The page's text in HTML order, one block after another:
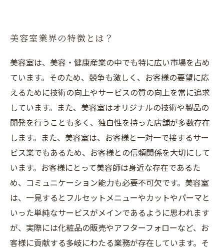
美容室業界の特徴とは？
美容室は、美容・健康産業の中でも特に広い市場を占め
ています。そのため、競争も激しく、お客様の要望に応
えるために技術の向上やサービスの質の向上を常に追求
しています。また、美容室はオリジナルの技術や製品の
開発を行うことも多く、独自性を持った店舗が多数存在
します。また、美容室は、お客様と一対一で接するサー
ビス業でもあるため、お客様との信頼関係を大切にして
います。お客様にとって美容師は身近な存在であるた
め、コミュニケーション能力も必要不可欠です。美容室
は、一見するとフルセットメニューやカットやパーマと
いった単純なサービスがメインであるように思われます
が、実際には化粧品の販売やアフターフォローなど、お
客様に貢献する多岐にわたる業務が存在しています。そ